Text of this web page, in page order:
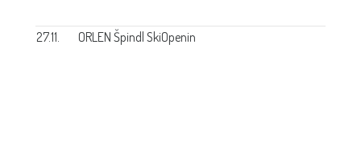
27.11. ORLEN Špindl SkiOpenin